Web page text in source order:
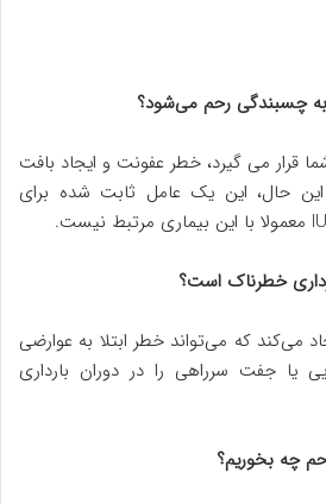
چسبندگی رحم می‌شود؟
قرار می گیرد، خطر عفونت و ایجاد بافت
این حال، این یک عامل ثابت شده برای
می‌کند که می‌تواند خطر ابتلا به عوارضی
یا جفت سرراهی را در دوران بارداری